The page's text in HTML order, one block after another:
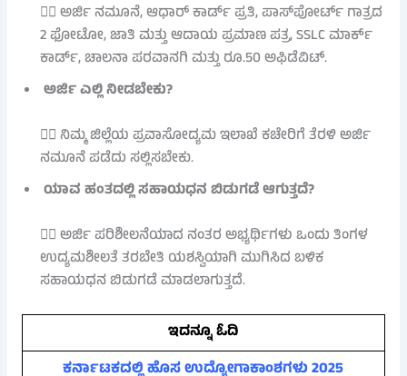
👉🏻 ಅರ್ಜಿ ನಮೂನೆ, ಆಧಾರ್ ಕಾರ್ಡ್ ಪ್ರತಿ, ಪಾಸ್‌ಪೋರ್ಟ್ ಗಾತ್ರದ
2 ಫೋಟೋ, ಜಾತಿ ಮತ್ತು ಆದಾಯ ಪ್ರಮಾಣ ಪತ್ರ, SSLC ಮಾರ್ಕ್
ಕಾರ್ಡ್, ಚಾಲನಾ ಪರವಾನಗಿ ಮತ್ತು ರೂ.50 ಅಫಿಡೆವಿಟ್.
ಅರ್ಜಿ ಎಲ್ಲಿ ನೀಡಬೇಕು?
👉🏻 ನಿಮ್ಮ ಜಿಲ್ಲೆಯ ಪ್ರವಾಸೋದ್ಯಮ ಇಲಾಖೆ ಕಚೇರಿಗೆ ತೆರಳಿ ಅರ್ಜಿ
ನಮೂನೆ ಪಡೆದು ಸಲ್ಲಿಸಬೇಕು.
ಯಾವ ಹಂತದಲ್ಲಿ ಸಹಾಯಧನ ಬಿಡುಗಡೆ ಆಗುತ್ತದೆ?
👉🏻 ಅರ್ಜಿ ಪರಿಶೀಲನೆಯಾದ ನಂತರ ಅಭ್ಯರ್ಥಿಗಳು ಒಂದು ತಿಂಗಳ
ಉದ್ಯಮಶೀಲತೆ ತರಬೇತಿ ಯಶಸ್ವಿಯಾಗಿ ಮುಗಿಸಿದ ಬಳಿಕ
ಸಹಾಯಧನ ಬಿಡುಗಡೆ ಮಾಡಲಾಗುತ್ತದೆ.
ಇದನ್ನೂ ಓದಿ
ಕರ್ನಾಟಕದಲ್ಲಿ ಹೊಸ ಉದ್ಯೋಗಾಕಾಂಶಗಳು 2025